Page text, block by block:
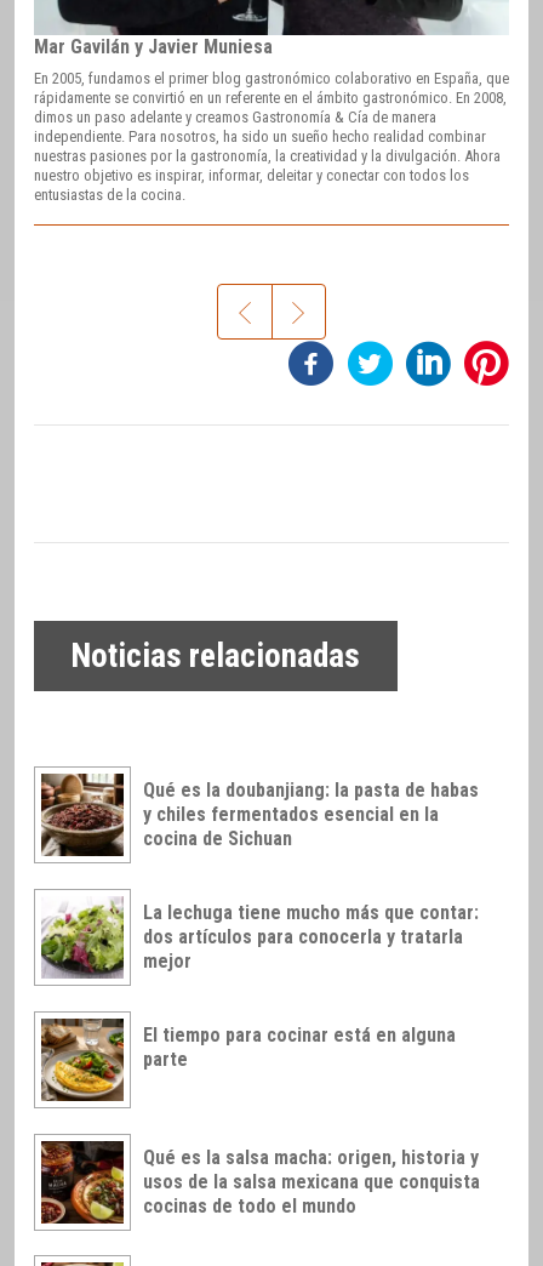
Mar Gavilán y Javier Muniesa
En 2005, fundamos el primer blog gastronómico colaborativo en España, que
rápidamente se convirtió en un referente en el ámbito gastronómico. En 2008,
dimos un paso adelante y creamos Gastronomía & Cía de manera
independiente. Para nosotros, ha sido un sueño hecho realidad combinar
nuestras pasiones por la gastronomía, la creatividad y la divulgación. Ahora
nuestro objetivo es inspirar, informar, deleitar y conectar con todos los
entusiastas de la cocina.
Noticias relacionadas
Qué es la doubanjiang: la pasta de habas
y chiles fermentados esencial en la
cocina de Sichuan
La lechuga tiene mucho más que contar:
dos artículos para conocerla y tratarla
mejor
El tiempo para cocinar está en alguna
parte
Qué es la salsa macha: origen, historia y
usos de la salsa mexicana que conquista
cocinas de todo el mundo